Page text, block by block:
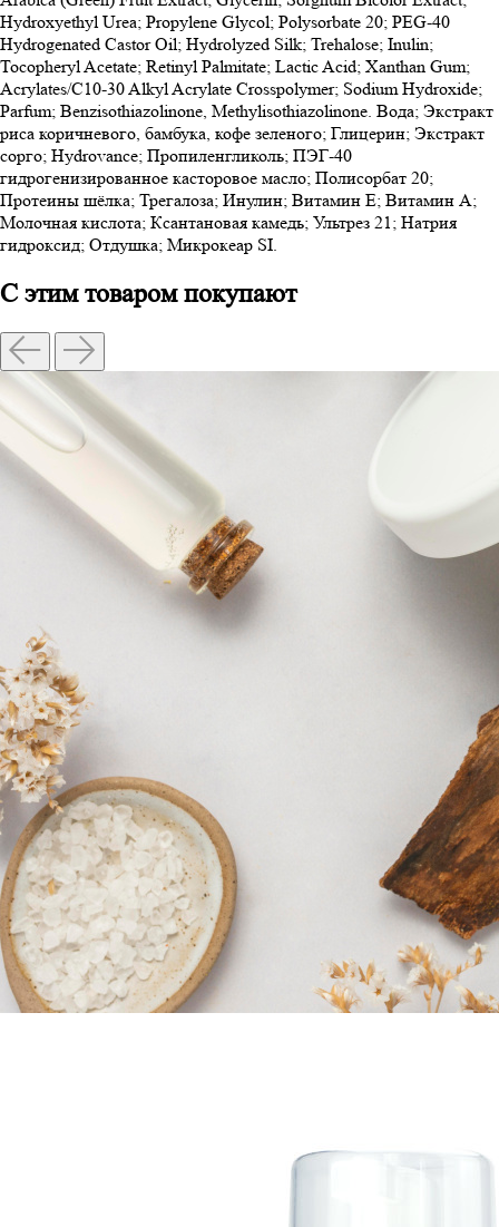
Hydroxyethyl Urea; Propylene Glycol; Polysorbate 20; PEG-40
Hydrogenated Castor Oil; Hydrolyzed Silk; Trehalose; Inulin;
Tocopheryl Acetate; Retinyl Palmitate; Lactic Aсid; Xanthan Gum;
Acrylates/C10-30 Alkyl Acrylate Crosspolymer; Sodium Hydroxide;
Parfum; Benzisothiazolinone, Methylisothiazolinone. Вода; Экстракт
риса коричневого, бамбука, кофе зеленого; Глицерин; Экстракт
сорго; Hydrovance; Пропиленгликоль; ПЭГ-40
гидрогенизированное касторовое масло; Полисорбат 20;
Протеины шёлка; Трегалоза; Инулин; Витамин Е; Витамин А;
Молочная кислота; Ксантановая камедь; Ультрез 21; Натрия
гидроксид; Отдушка; Микрокеар SI.
С этим товаром покупают